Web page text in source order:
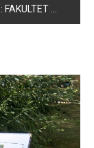
FAKULTET ZA UPRAVU: ODRŽANA NAUČNO – STRUČNA KONFERENCIJA “REFORMA JAVNE UPRAVE U BiH – PRIORITETI I IZAZOVI”